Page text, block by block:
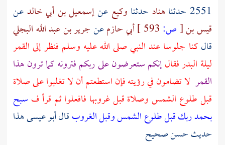
2551 حدثنا
هناد حدثنا وكيع عنإسمعيل بن أبي خالدعن
قيس بن[ص: أبي حازمعنجرير بن عبد الله البجلي
قالكنا جلوسا عند النبي صلى الله عليه وسلم فنظر إلى القمر
ليلة البدر فقالإنكم ستعرضون على ربكم فترونه كما ترون هذا
القمر لا تضامون في رؤيته فإن استطعتم أن لا تغلبوا على صلاة
قبل طلوع الشمس وصلاة قبل غروبها فافعلوا ثم قرأ ف سبح
بحمد ربك قبل طلوع الشمس وقبل الغروبقال أبو عيسى هذا
حديث حسن صحيح